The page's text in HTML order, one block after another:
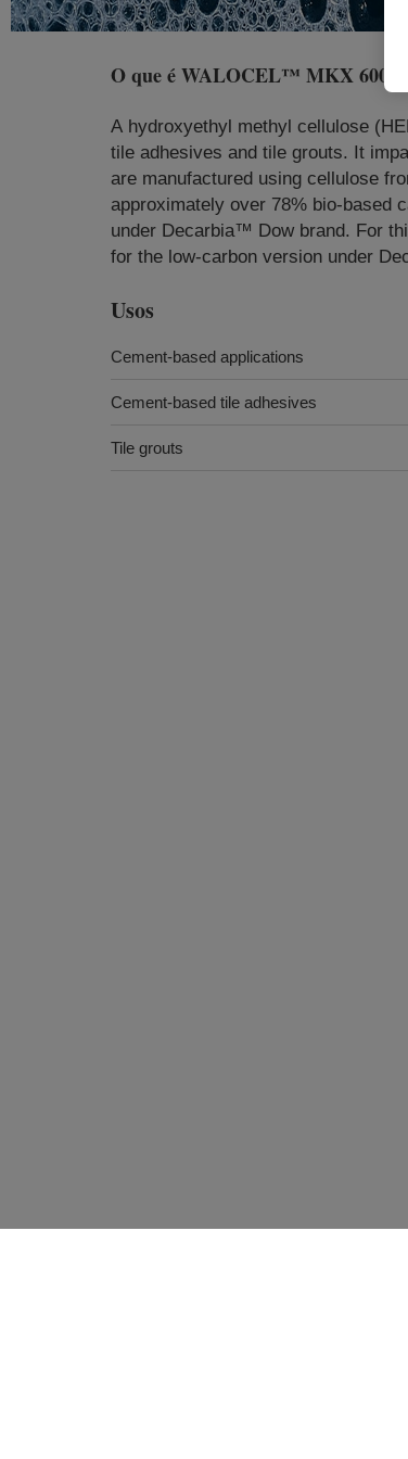
O que éWALOCEL™ MKX 6000
A hydroxyethyl methyl cellulose
tile adhesives and tile grouts. It
are manufactured using cellulose
approximately over 78% bio-based
under Decarbia™ Dow brand. For
for the low-carbon version under
Usos
Cement-based applications
Cement-based tile adhesives
Tile grouts